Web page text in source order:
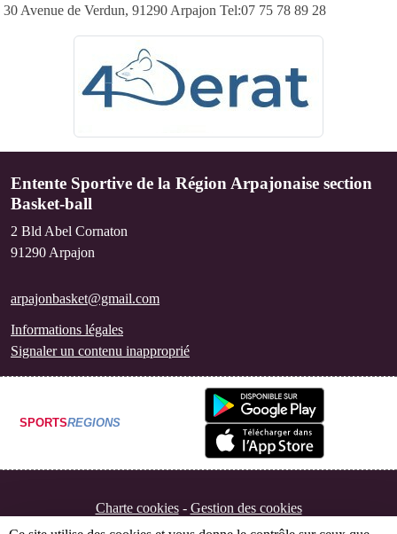
30 Avenue de Verdun, 91290 Arpajon Tel:07 75 78 89 28
Entente Sportive de la Région Arpajonaise section
Basket-ball
2 Bld Abel Cornaton
91290 Arpajon
arpajonbasket@gmail.com
Informations légales
Signaler un contenu inapproprié
SPORTSREGIONS
Charte cookies Gestion des cookies